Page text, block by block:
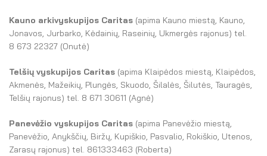
Kauno arkivyskupijos Caritas (apima Kauno miestą, Kauno,
Jonavos, Jurbarko, Kėdainių, Raseinių, Ukmergės rajonus) tel.
8 673 22327 (Onutė)
Telšių vyskupijos Caritas (apima Klaipėdos miestą, Klaipėdos,
Akmenės, Mažeikių, Plungės, Skuodo, Šilalės, Šilutės, Tauragės,
Telšių rajonus) tel. 8 671 30611 (Agnė)
Panevėžio vyskupijos Caritas (apima Panevėžio miestą,
Panevėžio, Anykščių, Biržų, Kupiškio, Pasvalio, Rokiškio, Utenos,
Zarasų rajonus) tel. 861333463 (Roberta)